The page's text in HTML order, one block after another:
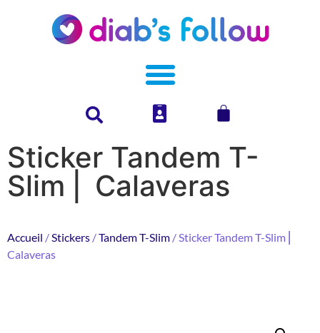
Sticker Tandem T-
Slim ⎜ Calaveras
Accueil /Stickers /Tandem T-Slim / Sticker Tandem T-Slim ⎜
Calaveras